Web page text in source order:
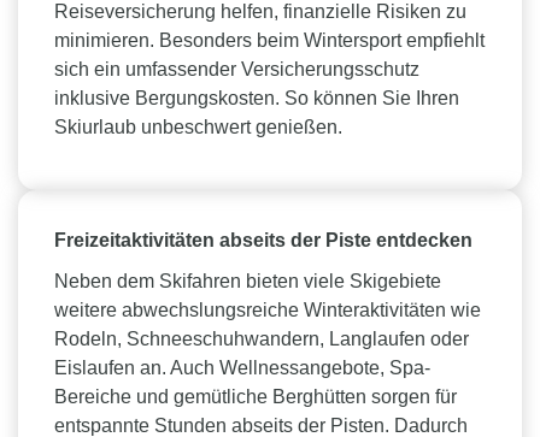
Reiseversicherung helfen, finanzielle Risiken zu
minimieren. Besonders beim Wintersport empfiehlt
sich ein umfassender Versicherungsschutz
inklusive Bergungskosten. So können Sie Ihren
Skiurlaub unbeschwert genießen.
Freizeitaktivitäten abseits der Piste entdecken
Neben dem Skifahren bieten viele Skigebiete
weitere abwechslungsreiche Winteraktivitäten wie
Rodeln, Schneeschuhwandern, Langlaufen oder
Eislaufen an. Auch Wellnessangebote, Spa-
Bereiche und gemütliche Berghütten sorgen für
entspannte Stunden abseits der Pisten. Dadurch